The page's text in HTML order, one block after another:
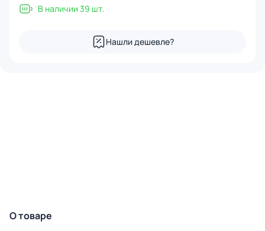
В наличии 39 шт.
Нашли дешевле?
О товаре